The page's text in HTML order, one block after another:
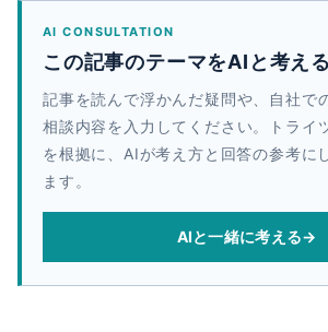
AI CONSULTATION
この記事のテーマをAIと考える
記事を読んで浮かんだ疑問や、自社で
相談内容を入力してください。トライ
を根拠に、AIが考え方と回答の参考に
ます。
AIと一緒に考える→